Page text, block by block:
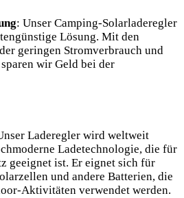
: Unser Camping-Solarladeregler
Lösung. Mit den
geringen Stromverbrauch und
wir ⁤Geld⁣ bei der
Laderegler wird weltweit
Ladetechnologie, die für
geeignet ist. Er eignet sich für
und andere Batterien, die
Aktivitäten verwendet werden.⁢